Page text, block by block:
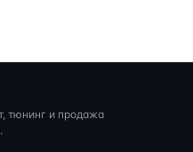
тюнинг и продажа